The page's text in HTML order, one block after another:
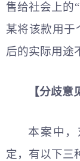
售给社会上的
某将该款用于
后的实际用途
【分歧意
本案中
定，有以下三